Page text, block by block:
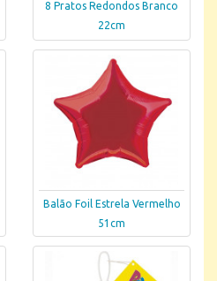
8 Pratos Redondos Branco
22cm
Balão Foil Estrela Vermelho
51cm